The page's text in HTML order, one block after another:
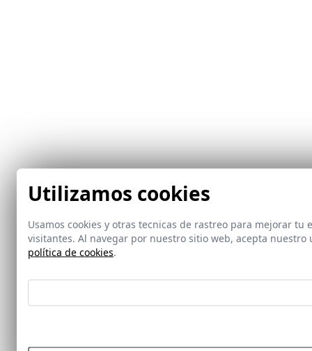
Utilizamos cookies
Usamos cookies y otras tecnicas de rastreo para mejorar
visitantes. Al navegar por nuestro sitio web, acepta
política de cookies.